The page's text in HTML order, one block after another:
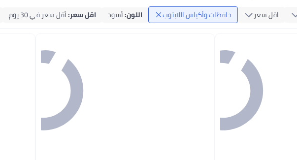
اقل سعر حافظات وأكياس اللابتوب اللون:أسود اقل سعر:أقل سعر في 30 يوم